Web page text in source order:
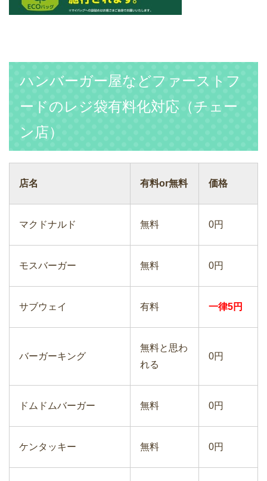
ハンバーガー屋などファーストフ
ードのレジ袋有料化対応（チェー
ン店）
店名 有料or無料 価格
マクドナルド 無料 0円
モスバーガー 無料 0円
サブウェイ 有料 一律5円
バーガーキング
無料と思わ
れる
0円
ドムドムバーガー 無料 0円
ケンタッキー 無料 0円